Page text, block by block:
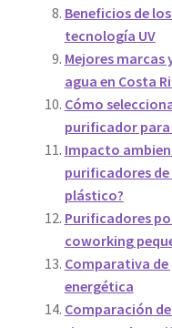
Beneficios de
tecnología UV
Mejores marcas
agua en Costa
Cómo
purificador
Impacto
purificadores de
plástico?
Purificadores
coworking
Comparativa
energética
Comparación